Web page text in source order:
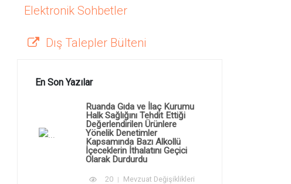
Elektronik Sohbetler
Dış Talepler Bülteni
En Son Yazılar
Ruanda Gıda ve İlaç Kurumu
Halk Sağlığını Tehdit Ettiği
Değerlendirilen Ürünlere
Yönelik Denetimler
Kapsamında Bazı Alkollü
İçeceklerin İthalatını Geçici
Olarak Durdurdu
20 Mevzuat Değişiklikleri